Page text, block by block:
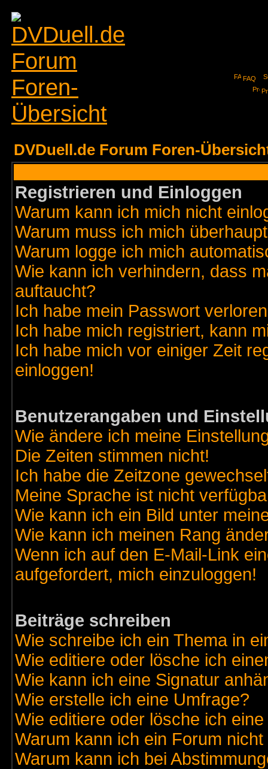
FAQ
DVDuell.de Forum Foren-
Registrieren und Einloggen
Warum kann ich mich nicht
Warum muss ich mich
Warum logge ich mich
Wie kann ich verhindern, dass
auftaucht?
Ich habe mein Passwort
Ich habe mich registriert, kann
Ich habe mich vor einiger Zeit
einloggen!
Benutzerangaben und
Wie ändere ich meine
Die Zeiten stimmen nicht!
Ich habe die Zeitzone
Meine Sprache ist nicht
Wie kann ich ein Bild unter
Wie kann ich meinen Rang
Wenn ich auf den E-Mail-Link
aufgefordert, mich einzuloggen!
Beiträge schreiben
Wie schreibe ich ein Thema in
Wie editiere oder lösche ich
Wie kann ich eine Signatur
Wie erstelle ich eine Umfrage?
Wie editiere oder lösche ich
Warum kann ich ein Forum
Warum kann ich bei